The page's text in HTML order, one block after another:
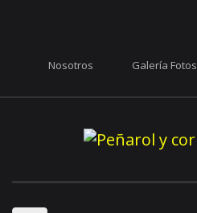
Nosotros Galería Fotos